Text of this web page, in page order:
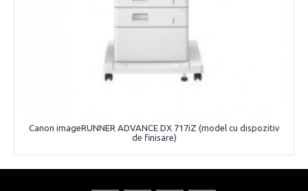
Canon imageRUNNER ADVANCE DX 717iZ (model cu dispozitiv
de finisare)